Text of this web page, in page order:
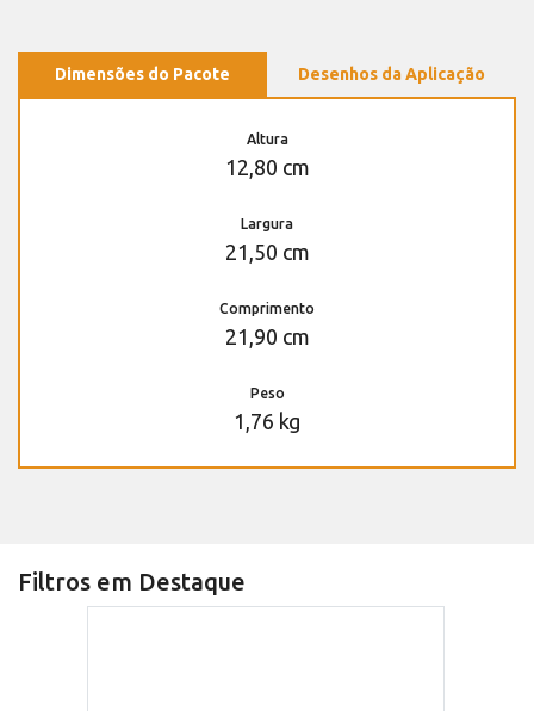
Dimensões do Pacote Desenhos da Aplicação
Altura
12,80 cm
Largura
21,50 cm
Comprimento
21,90 cm
Peso
1,76 kg
Filtros em Destaque